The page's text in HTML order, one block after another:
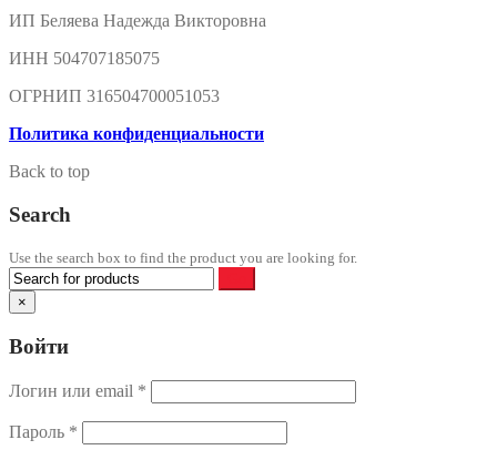
ИП Беляева Надежда Викторовна
ИНН 504707185075
ОГРНИП 316504700051053
Политика конфиденциальности
Back to top
Search
Use the search box to find the product you are looking for.
×
Войти
Логин или email *
Пароль *